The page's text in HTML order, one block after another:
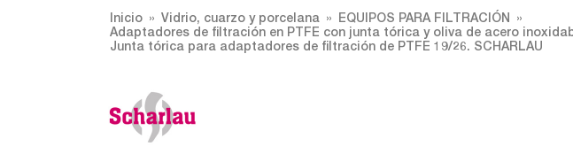
Inicio Vidrio, cuarzo y porcelana
EQUIPOS PARA FILTRACIÓN
Adaptadores de filtración en PTFE con junta tórica y oliva de acero
Junta tórica para adaptadores de filtración de PTFE 19/26. SCHARLAU